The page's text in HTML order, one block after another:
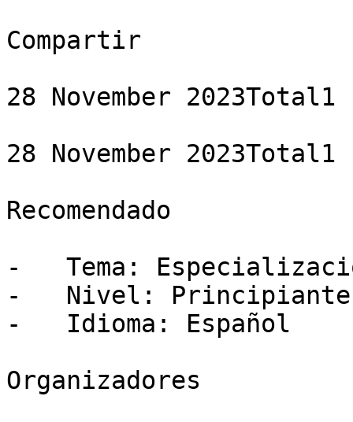
Compartir
28 November
28 November
Recomendado
-   Tema:
-   Nivel: Principiante
-   Idioma: Español
Organizadores